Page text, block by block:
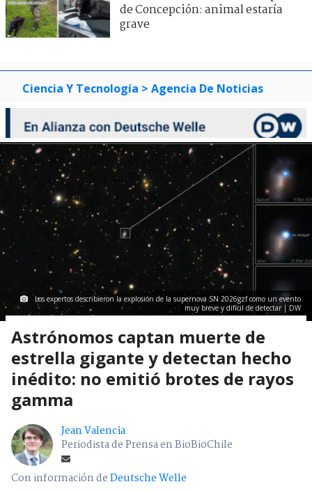
de Concepción: animal estaría
grave
Ciencia Y Tecnología > Agencia De Noticias
Los expertos describieron la explosión de la supernova SN 2026gzf como un evento
muy breve y difícil de detectar | DW
Astrónomos captan muerte de
estrella gigante y detectan hecho
inédito: no emitió brotes de rayos
gamma
Jean Valencia
Periodista de Prensa en BioBioChile
Con información deDeutsche Welle